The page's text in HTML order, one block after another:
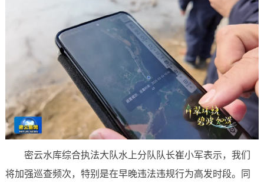
密云水库综合执法大队水上分队队长崔小军表示，我们
将加强巡查频次，特别是在早晚违法违规行为高发时段。同